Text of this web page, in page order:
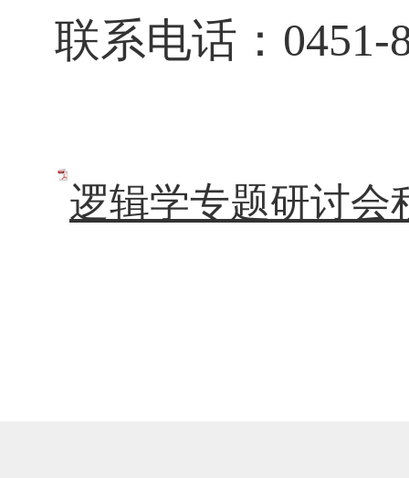
联系电话： 0451-
逻辑学专题研讨会